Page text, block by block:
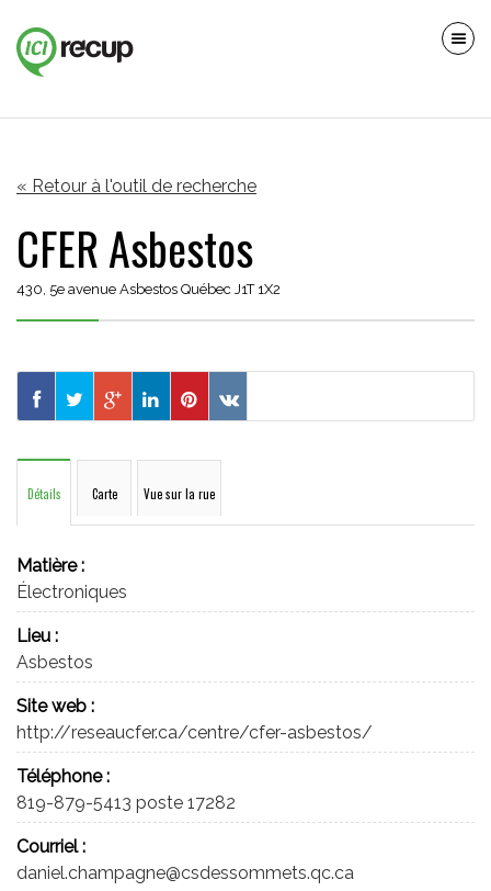
« Retour à l'outil de recherche
CFER Asbestos
430, 5e avenue Asbestos Québec J1T 1X2
Détails Carte Vue sur la rue
Matière :
Électroniques
Lieu :
Asbestos
Site web :
http://reseaucfer.ca/centre/cfer-asbestos/
Téléphone :
819-879-5413 poste 17282
Courriel :
daniel.champagne@csdessommets.qc.ca